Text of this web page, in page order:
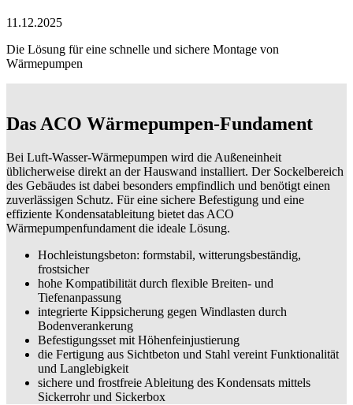
11.12.2025
Die Lösung für eine schnelle und sichere Montage von
Wärmepumpen
Das ACO Wärmepumpen-Fundament
Bei Luft-Wasser-Wärmepumpen wird die Außeneinheit
üblicherweise direkt an der Hauswand installiert. Der Sockelbereich
des Gebäudes ist dabei besonders empfindlich und benötigt einen
zuverlässigen Schutz. Für eine sichere Befestigung und eine
effiziente Kondensatableitung bietet das ACO
Wärmepumpenfundament die ideale Lösung.
Hochleistungsbeton: formstabil, witterungsbeständig,
frostsicher
hohe Kompatibilität durch flexible Breiten- und
Tiefenanpassung
integrierte Kippsicherung gegen Windlasten durch
Bodenverankerung
Befestigungsset mit Höhenfeinjustierung
die Fertigung aus Sichtbeton und Stahl vereint Funktionalität
und Langlebigkeit
sichere und frostfreie Ableitung des Kondensats mittels
Sickerrohr und Sickerbox